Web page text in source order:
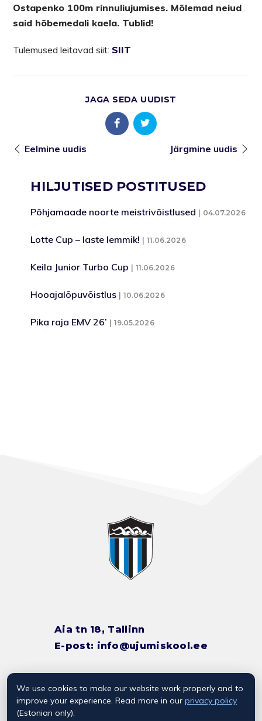
Ostapenko 100m rinnuliujumises. Mõlemad neiud
said hõbemedali kaela. Tublid!
Tulemused leitavad siit: SIIT
JAGA SEDA UUDIST
Eelmine uudis Järgmine uudis
HILJUTISED POSTITUSED
Põhjamaade noorte meistrivõistlused 04.07.2026
Lotte Cup – laste lemmik! 11.06.2026
Keila Junior Turbo Cup 11.06.2026
Hooajalõpuvõistlus 10.06.2026
Pika raja EMV 26’ 19.05.2026
Aia tn 18, Tallinn
E-post: info@ujumiskool.ee
TREENERITE KONTAKTID
We use cookies to make our website work properly and to
improve your experience. Read more in our privacy policy
(Estonian only).